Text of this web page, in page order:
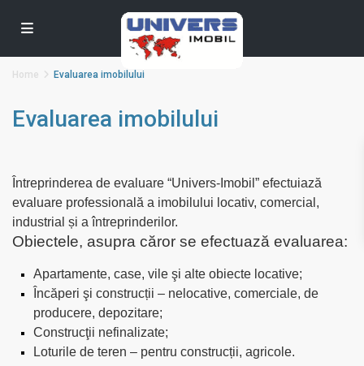
Home Evaluarea imobilului
Evaluarea imobilului
Întreprinderea de evaluare “Univers-Imobil” efectuiază
evaluare professională a imobilului locativ, comercial,
industrial și a întreprinderilor.
Obiectele, asupra căror se efectuază evaluarea:
Apartamente, case, vile şi alte obiecte locative;
Încăperi şi construcții – nelocative, comerciale, de
producere, depozitare;
Construcţii nefinalizate;
Loturile de teren – pentru construcții, agricole.